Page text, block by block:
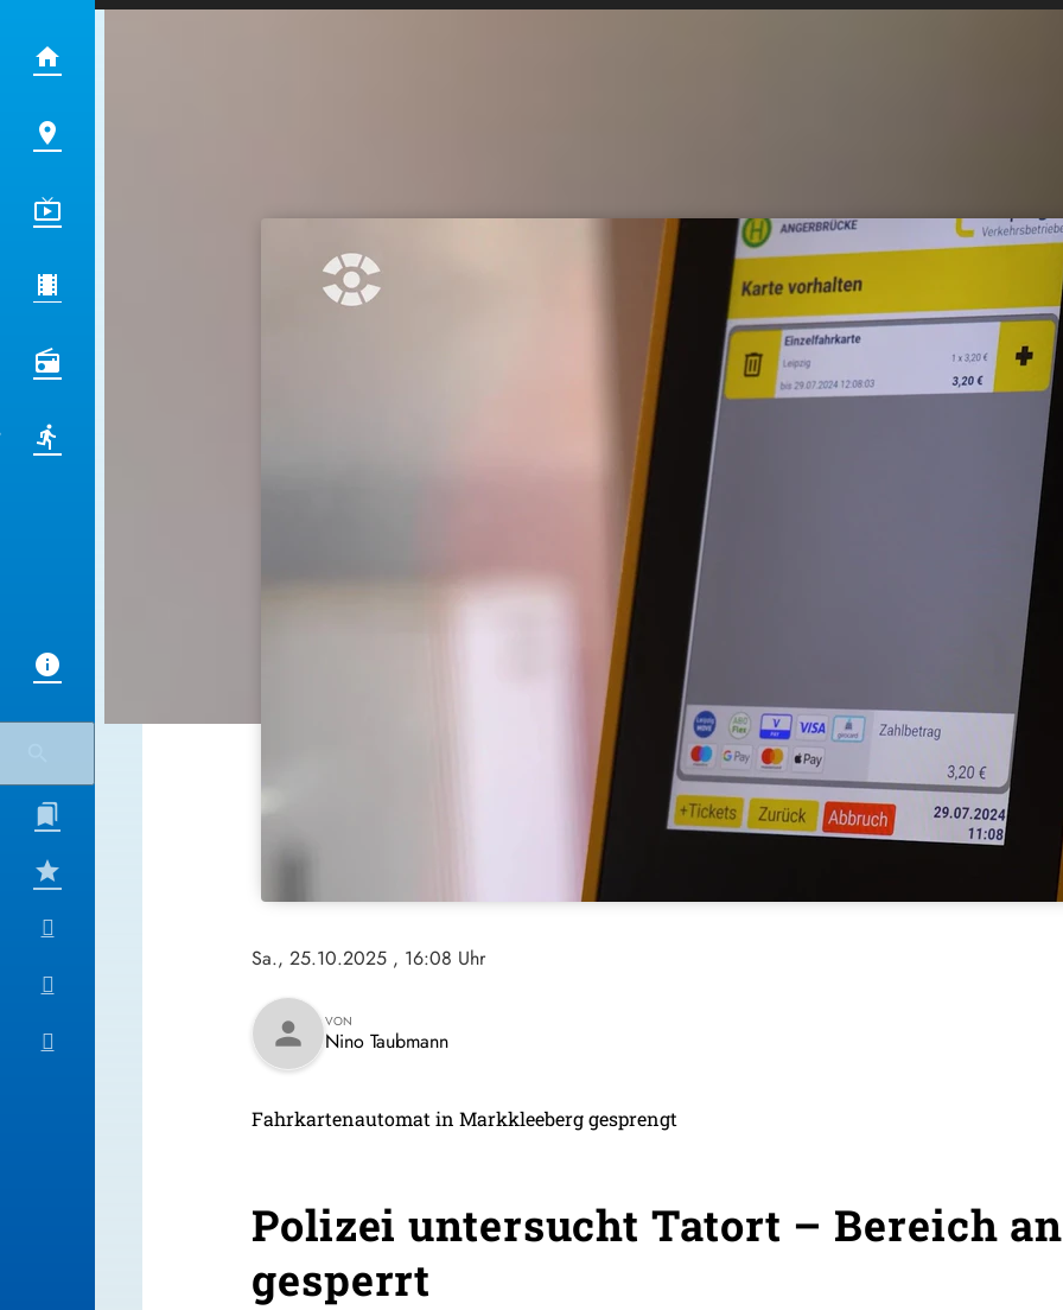
Sa., 25.10.2025 , 16:08 Uhr
person VON
Nino Taubmann
Fahrkartenautomat in Markkleeberg gesprengt
Polizei untersucht Tatort – Bereich
gesperrt